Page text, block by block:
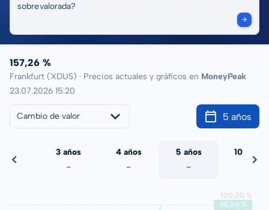
sobrevalorada?
157,26 %
Frankfurt (XDUS) · Precios actuales y gráficos en MoneyPeak
23.07.2026 15:20
Cambio de valor 5 años
3 años
-
4 años
-
5 años
-
10 años